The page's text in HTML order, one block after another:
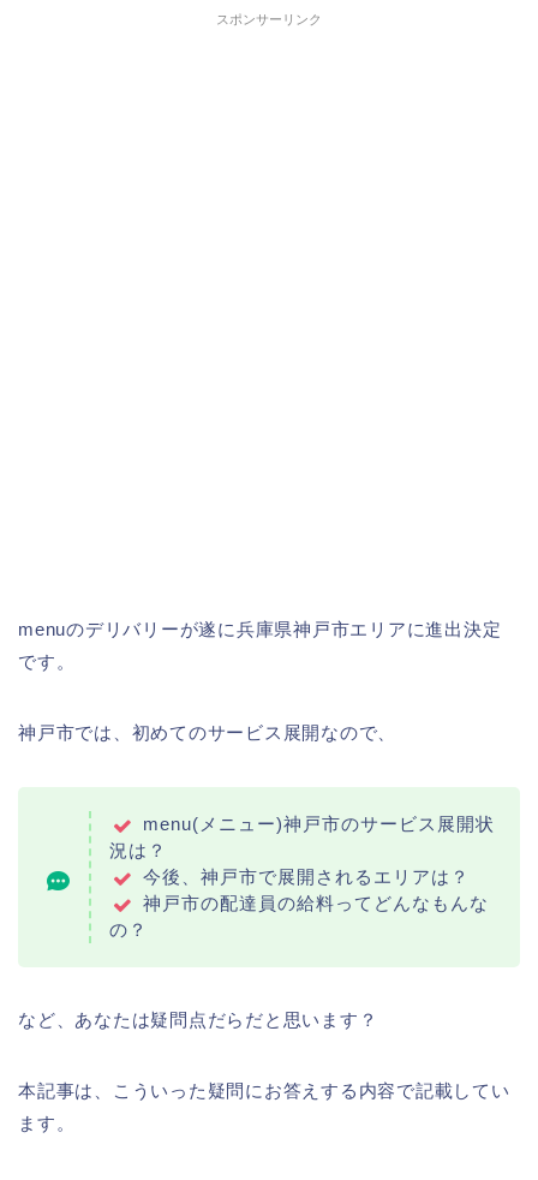
スポンサーリンク
menuのデリバリーが遂に兵庫県神戸市エリアに進出決定
です。
神戸市では、初めてのサービス展開なので、
menu(メニュー)神戸市のサービス展開状
況は？
今後、神戸市で展開されるエリアは？
神戸市の配達員の給料ってどんなもんな
の？
など、あなたは疑問点だらだと思います？
本記事は、こういった疑問にお答えする内容で記載してい
ます。